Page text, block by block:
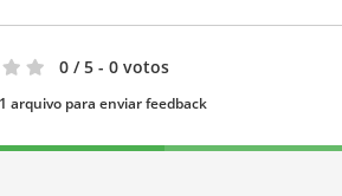
0 / 5 - 0 votos
arquivo para enviar feedback